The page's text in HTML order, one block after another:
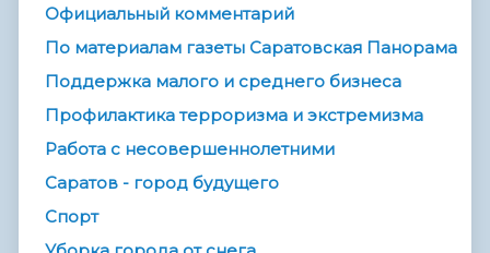
Официальный комментарий
По материалам газеты Саратовская Панорама
Поддержка малого и среднего бизнеса
Профилактика терроризма и экстремизма
Работа с несовершеннолетними
Саратов - город будущего
Спорт